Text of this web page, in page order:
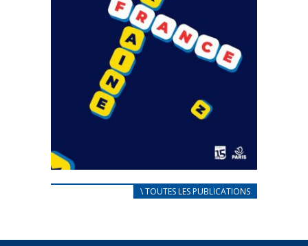
CARNET D’ACCUEIL
Afin d’accompagner au mieux les réfugiés
\ TOUTES LES PUBLICATIONS